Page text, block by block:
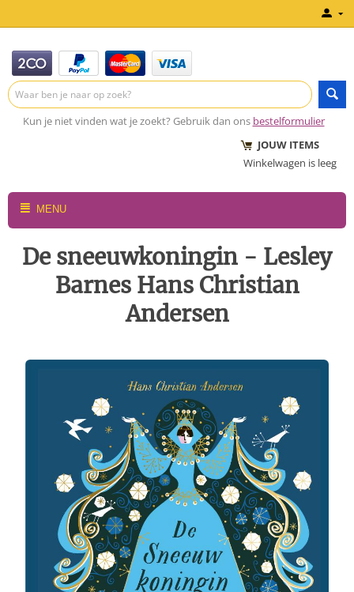
Kun je niet vinden wat je zoekt? Gebruik dan ons bestelformulier
JOUW ITEMS
Winkelwagen is leeg
MENU
De sneeuwkoningin - Lesley
Barnes Hans Christian
Andersen